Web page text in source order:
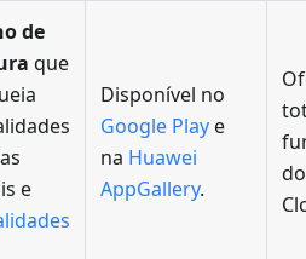
de
que
e
Disponível no
Google Playe
na Huawei
AppGallery.